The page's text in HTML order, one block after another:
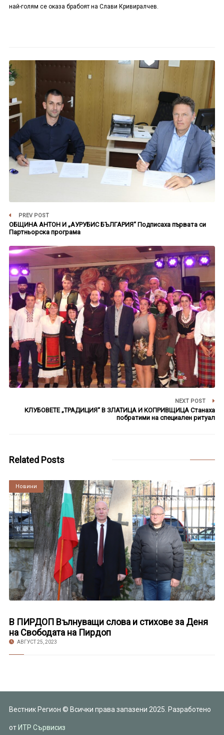
най-голям се оказа брабоят на Слави Кривиралчев.
PREV POST
ОБЩИНА АНТОН И „АУРУБИС БЪЛГАРИЯ“ Подписаха първата си
Партньорска програма
NEXT POST
КЛУБОВЕТЕ „ТРАДИЦИЯ“ В ЗЛАТИЦА И КОПРИВЩИЦА Станаха
побратими на специален ритуал
Related Posts
Култура
Новини
В ПИРДОП Вълнуващи слова и стихове за Деня
на Свободата на Пирдоп
АВГУСТ 25, 2023
Вестник Регион © Всички права запазени 2025. Разработено
от ИТР Сървисиз